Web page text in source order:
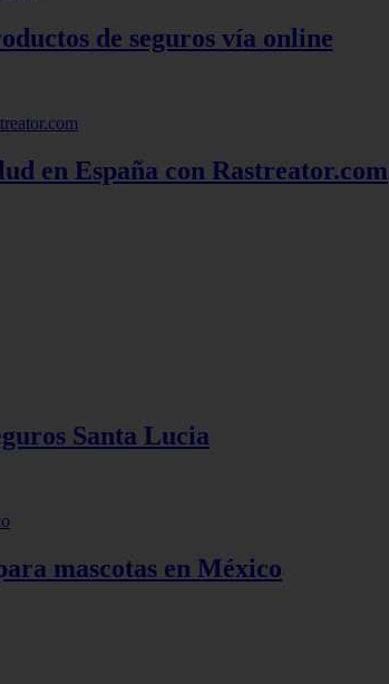
de seguros vía online
en España con Rastreator.com
Santa Lucia
mascotas en México